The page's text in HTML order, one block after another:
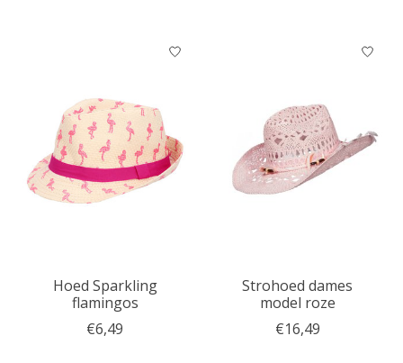
Hoed Sparkling
flamingos
€6,49
Strohoed dames
model roze
€16,49